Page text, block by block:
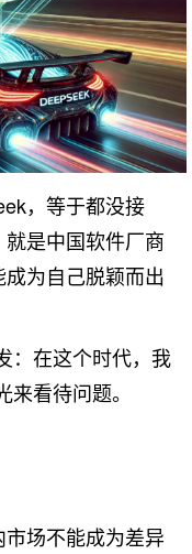
，等于都没接
是中国软件厂商
为自己脱颖而出
：在这个时代，我
看待问题。
场不能成为差异